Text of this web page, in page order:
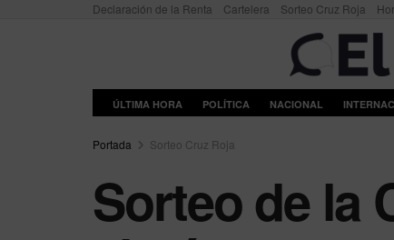
Declaración de la Renta Cartelera Sorteo Cruz Roja
ÚLTIMA HORA POLÍTICA NACIONAL
Portada Sorteo Cruz Roja
Sorteo de la